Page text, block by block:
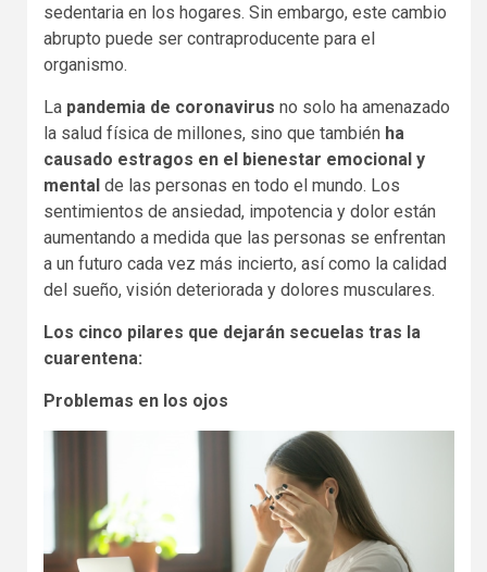
sedentaria en los hogares. Sin embargo, este cambio
abrupto puede ser contraproducente para el
organismo.
La pandemia de coronavirus no solo ha amenazado
la salud física de millones, sino que también ha
causado estragos en el bienestar emocional y
mental de las personas en todo el mundo. Los
sentimientos de ansiedad, impotencia y dolor están
aumentando a medida que las personas se enfrentan
a un futuro cada vez más incierto, así como la calidad
del sueño, visión deteriorada y dolores musculares.
Los cinco pilares que dejarán secuelas tras la
cuarentena:
Problemas en los ojos